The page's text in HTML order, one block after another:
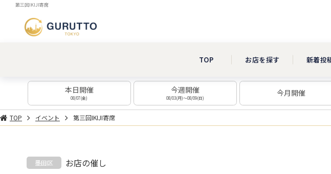
第三回IKIJI寄席
TOP お店を探す 新着投
本日開催
08/07(金)
今週開催
08/03(月)～08/09(日)
今月開催
TOP イベント 第三回IKIJI寄席
墨田区 お店の催し